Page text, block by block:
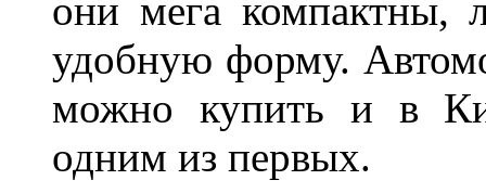
они мега компактны,
удобную форму.
можно купить и в
одним из первых.